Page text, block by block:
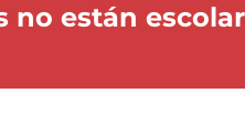
no están